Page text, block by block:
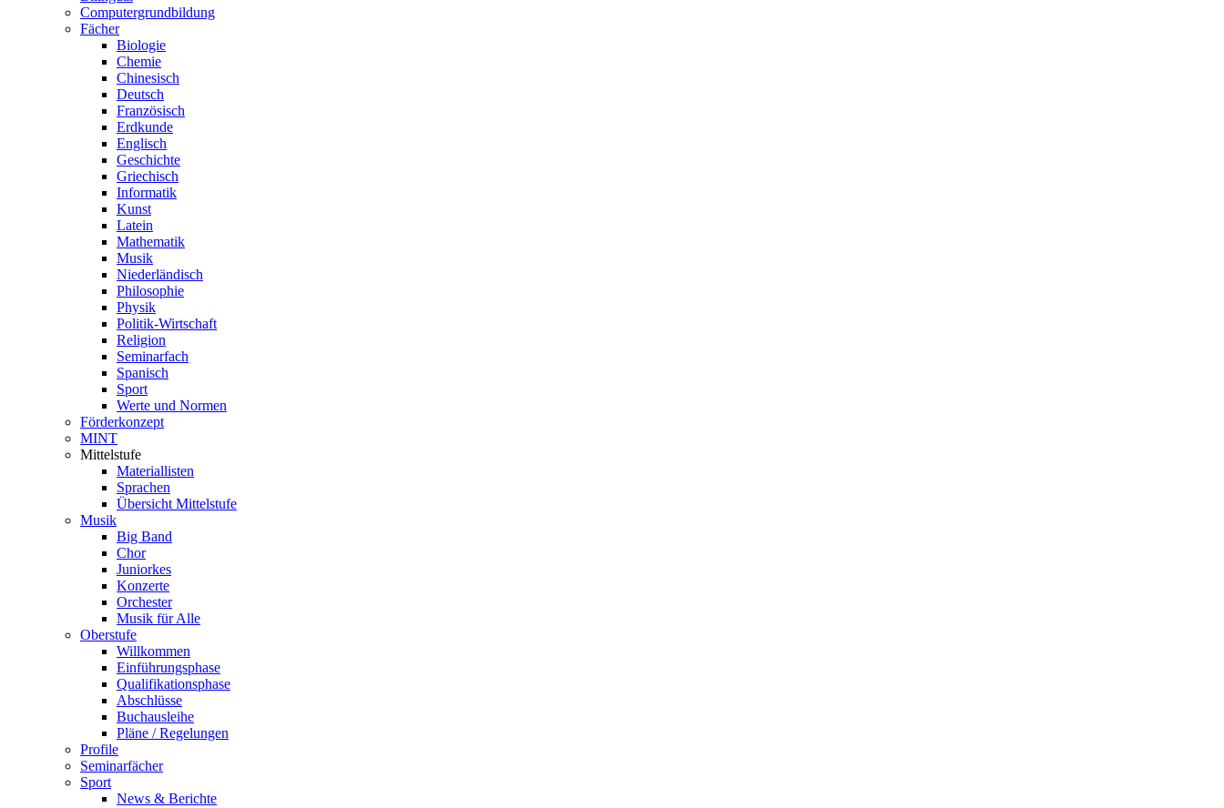
Computergrundbildung
Fächer
Biologie
Chemie
Chinesisch
Deutsch
Französisch
Erdkunde
Englisch
Geschichte
Griechisch
Informatik
Kunst
Latein
Mathematik
Musik
Niederländisch
Philosophie
Physik
Politik-Wirtschaft
Religion
Seminarfach
Spanisch
Sport
Werte und Normen
Förderkonzept
MINT
Mittelstufe
Materiallisten
Sprachen
Übersicht Mittelstufe
Musik
Big Band
Chor
Juniorkes
Konzerte
Orchester
Musik für Alle
Oberstufe
Willkommen
Einführungsphase
Qualifikationsphase
Abschlüsse
Buchausleihe
Pläne / Regelungen
Profile
Seminarfächer
Sport
News & Berichte